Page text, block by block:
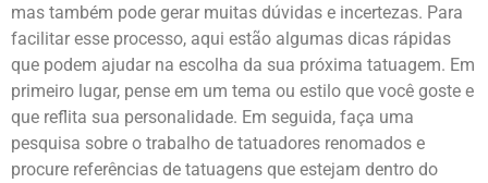
mas também pode gerar muitas dúvidas e incertezas. Para
facilitar esse processo, aqui estão algumas dicas rápidas
que podem ajudar na escolha da sua próxima tatuagem. Em
primeiro lugar, pense em um tema ou estilo que você goste e
que reflita sua personalidade. Em seguida, faça uma
pesquisa sobre o trabalho de tatuadores renomados e
procure referências de tatuagens que estejam dentro do